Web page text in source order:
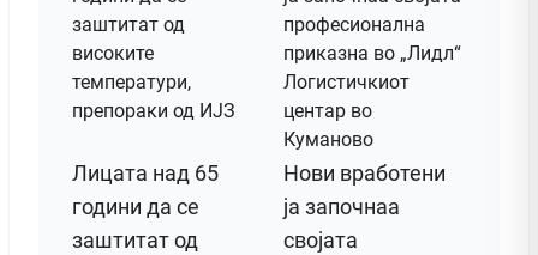
Лицата над 65
години да се
заштитат од
Нови вработени
ја започнаа
својата